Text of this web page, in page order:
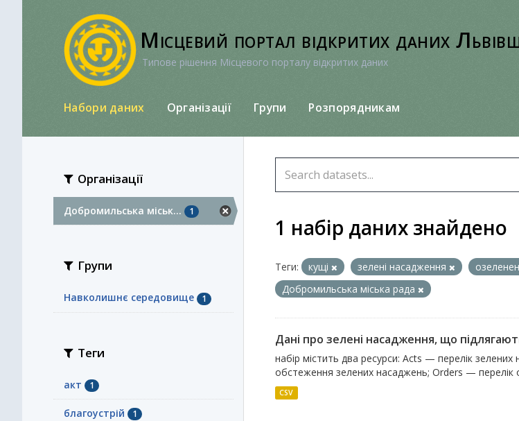
Місцевий портал відкритих даних
Типове рішення Місцевого порталу відкритих даних
Набори даних Організації Групи Розпорядникам
Організації
Добромильська міськ... 1
Групи
Навколишнє середовище 1
Теги
акт 1
благоустрій 1
1 набір даних знайдено
Теги: кущі зелені насадження
Добромильська міська рада
Дані про зелені насадження, що
набір містить два ресурси: Acts — перелік
обстеження зелених насаджень; Orders — перелік
CSV